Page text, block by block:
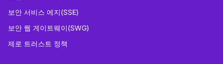
보안 서비스 에지(SSE)
보안 웹 게이트웨이(SWG)
제로 트러스트 정책